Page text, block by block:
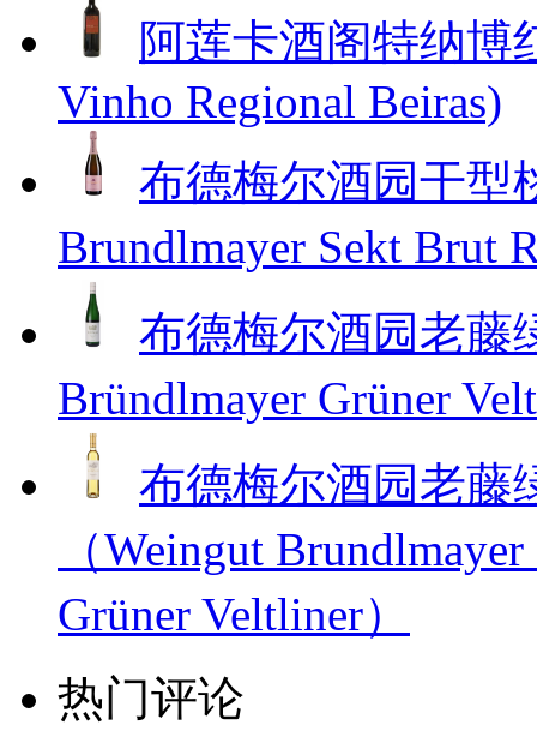
阿莲卡酒阁特纳博
Vinho Regional Beiras)
布德梅尔酒园干型
Brundlmayer Sekt Brut
布德梅尔酒园老藤
Bründlmayer Grüner
布德梅尔酒园老藤
（Weingut
Grüner Veltliner）
热门评论